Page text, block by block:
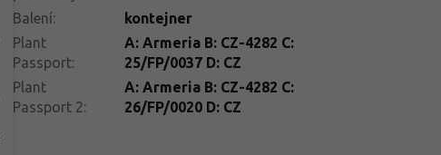
Balení:
kontejner
Plant
Passport:
A: Armeria B: CZ-4282 C:
25/FP/0037 D: CZ
Plant
Passport 2:
A: Armeria B: CZ-4282 C:
26/FP/0020 D: CZ